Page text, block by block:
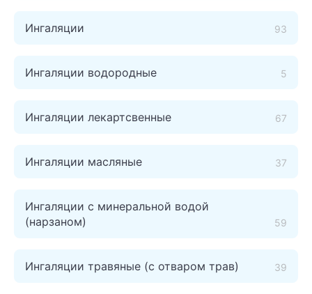
Ингаляции 93
Ингаляции водородные 5
Ингаляции лекартсвенные 67
Ингаляции масляные 37
Ингаляции с минеральной водой
(нарзаном)
59
Ингаляции травяные (с отваром трав) 39